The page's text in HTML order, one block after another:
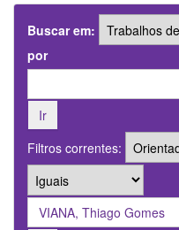
Buscar em:
por
Filtros correntes: